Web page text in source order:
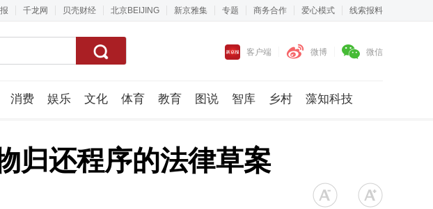
千龙网 贝壳财经 北京BEIJING 新京雅集 专题 商务合作 爱心模式 线索报料
客户端 微博 微信
消费 娱乐 文化 体育 教育 图说 智库 乡村 藻知科技
归还程序的法律草案